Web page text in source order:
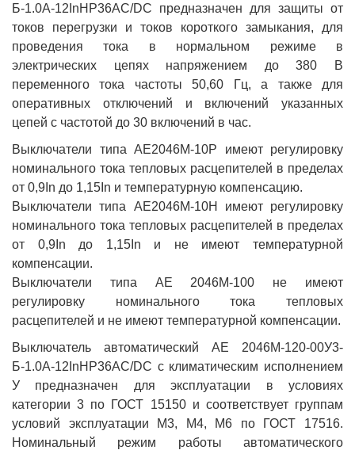
Б-1.0А-12InНР36AC/DC предназначен для защиты от
токов перегрузки и токов короткого замыкания, для
проведения тока в нормальном режиме в
электрических цепях напряжением до 380 В
переменного тока частоты 50,60 Гц, а также для
оперативных отключений и включений указанных
цепей с частотой до 30 включений в час.
Выключатели типа АЕ2046М-10Р имеют регулировку
номинального тока тепловых расцепителей в пределах
от 0,9In до 1,15In и температурную компенсацию.
Выключатели типа АЕ2046М-10Н имеют регулировку
номинального тока тепловых расцепителей в пределах
от 0,9In до 1,15In и не имеют температурной
компенсации.
Выключатели типа АЕ 2046М-100 не имеют
регулировку номинального тока тепловых
расцепителей и не имеют температурной компенсации.
Выключатель автоматический АЕ 2046М-120-00У3-
Б-1.0А-12InНР36AC/DC с климатическим исполнением
У предназначен для эксплуатации в условиях
категории 3 по ГОСТ 15150 и соответствует группам
условий эксплуатации М3, М4, М6 по ГОСТ 17516.
Номинальный режим работы автоматического